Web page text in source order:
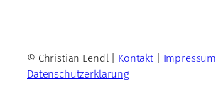
© Christian Lendl | Kontakt| Impressum
Datenschutzerklärung